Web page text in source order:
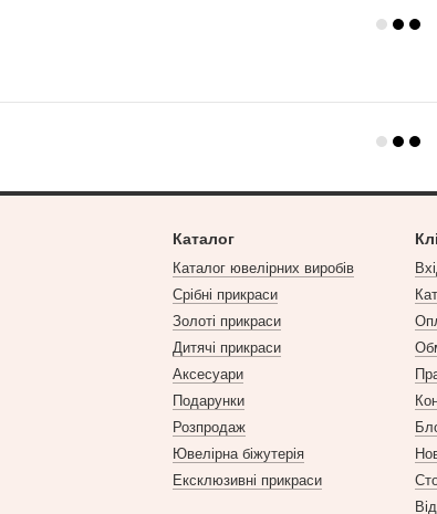
Каталог
Каталог ювелірних виробів
Срібні прикраси
Золоті прикраси
Дитячі прикраси
Аксесуари
Подарунки
Розпродаж
Ювелірна біжутерія
Ексклюзивні прикраси